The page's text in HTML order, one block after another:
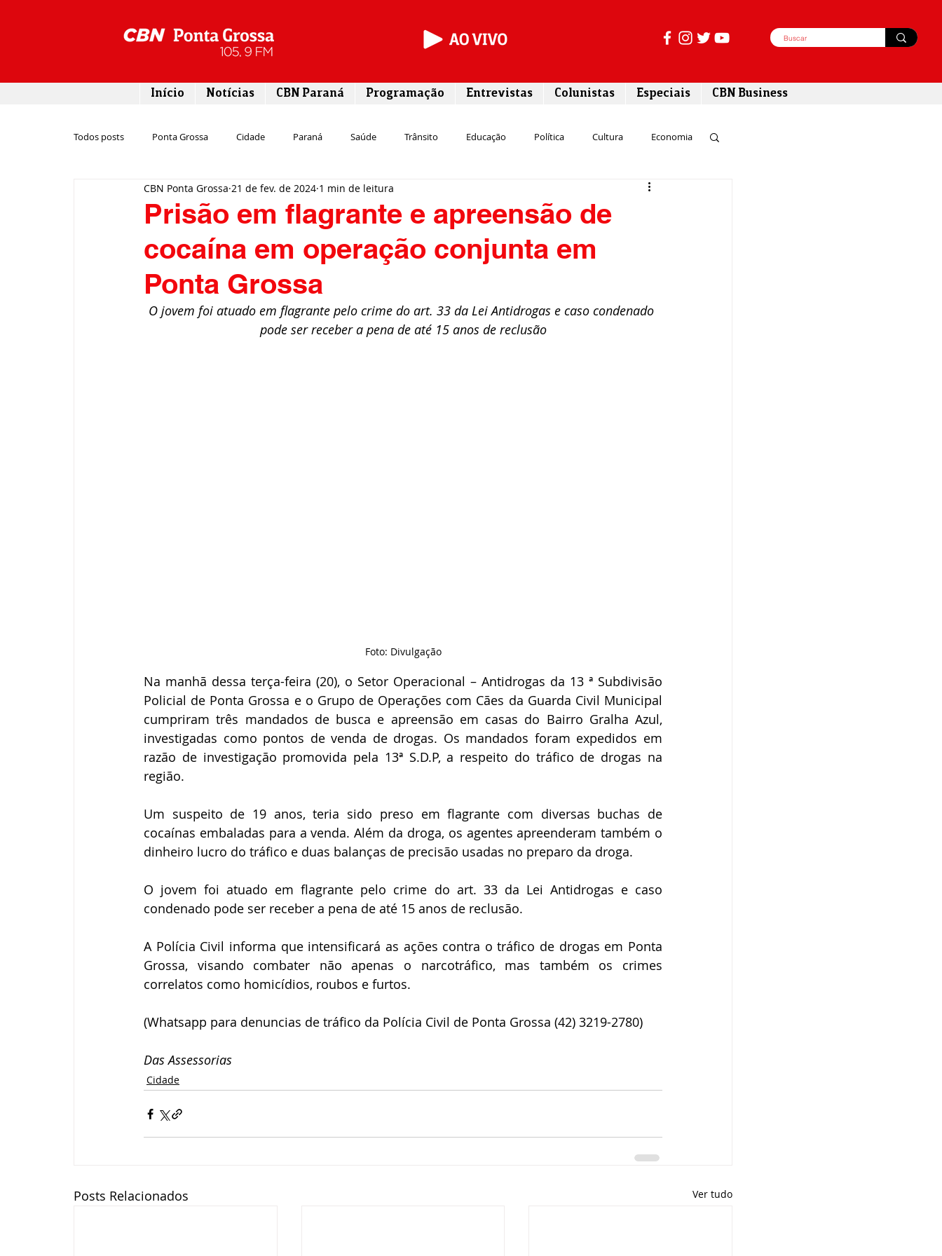
Início Notícias CBN Paraná Programação Entrevistas Colunistas Especiais CBN Business
Todos posts Ponta Grossa Cidade Paraná Saúde Trânsito Educação Política Cultura Economia
Emprego Campos Gerais Segurança Entrevista
Rodovias Agronegócio Meio ambiente Comunicação Empreendedorismo
Gastronomia Tecnologia Polícia Transporte Cultura Assistência Social
Prisão em flagrante e apreensão de
cocaína em operação conjunta em
Ponta Grossa
CBN Ponta Grossa 21 de fev. de 2024 1 min de leitura
O jovem foi atuado em flagrante pelo crime do art. 33 da Lei Antidrogas e caso condenado
pode ser receber a pena de até 15 anos de reclusão
Foto: Divulgação
Na manhã dessa terça-feira (20), o Setor Operacional – Antidrogas da 13 ª Subdivisão
Policial de Ponta Grossa e o Grupo de Operações com Cães da Guarda Civil Municipal
cumpriram três mandados de busca e apreensão em casas do Bairro Gralha Azul,
investigadas como pontos de venda de drogas. Os mandados foram expedidos em
razão de investigação promovida pela 13ª S.D.P, a respeito do tráfico de drogas na
região.
Um suspeito de 19 anos, teria sido preso em flagrante com diversas buchas de
cocaínas embaladas para a venda. Além da droga, os agentes apreenderam também o
dinheiro lucro do tráfico e duas balanças de precisão usadas no preparo da droga.
O jovem foi atuado em flagrante pelo crime do art. 33 da Lei Antidrogas e caso
condenado pode ser receber a pena de até 15 anos de reclusão.
A Polícia Civil informa que intensificará as ações contra o tráfico de drogas em Ponta
Grossa, visando combater não apenas o narcotráfico, mas também os crimes
correlatos como homicídios, roubos e furtos.
(Whatsapp para denuncias de tráfico da Polícia Civil de Ponta Grossa (42) 3219-2780)
Das Assessorias
Cidade
Posts Relacionados Ver tudo